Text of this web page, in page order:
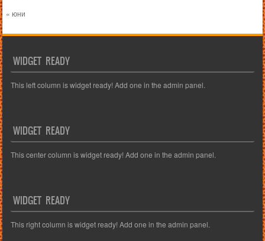
« юни
WIDGET READY
This left column is widget ready! Add one in the admin panel.
WIDGET READY
This center column is widget ready! Add one in the admin panel.
WIDGET READY
This right column is widget ready! Add one in the admin panel.